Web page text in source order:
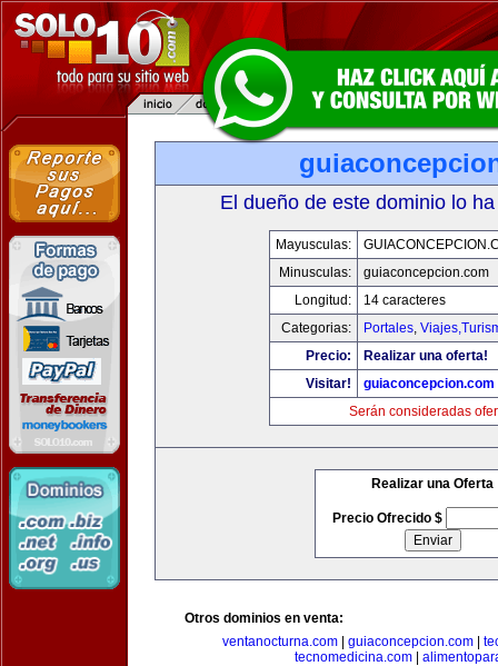
El dueño de este dominio lo
Mayusculas:
Minusculas:
guiaconcepcion.com
Longitud:
14 caracteres
Categorias:
Portales,
Precio:
Realizar una oferta!
Visitar!
guiaconcepcion.com
Serán consideradas
Realizar una Oferta
Precio Ofrecido $
Otros dominios en venta:
ventanocturna.com| guiaconcepcion.com|
tecnomedicina.com|